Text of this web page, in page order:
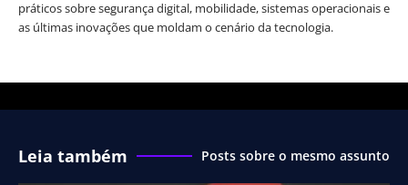
práticos sobre segurança digital, mobilidade, sistemas operacionais e
as últimas inovações que moldam o cenário da tecnologia.
Leia também Posts sobre o mesmo assunto